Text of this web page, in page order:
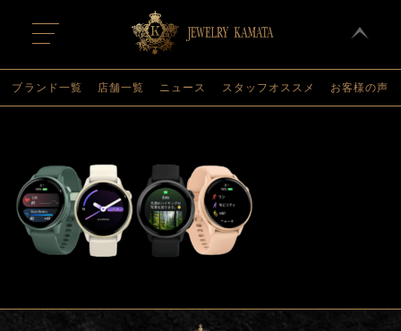
t
o
g
l
n
g
a
t
i
o
n
ブランド一覧 店舗一覧 ニュース スタッフオススメ お客様の声